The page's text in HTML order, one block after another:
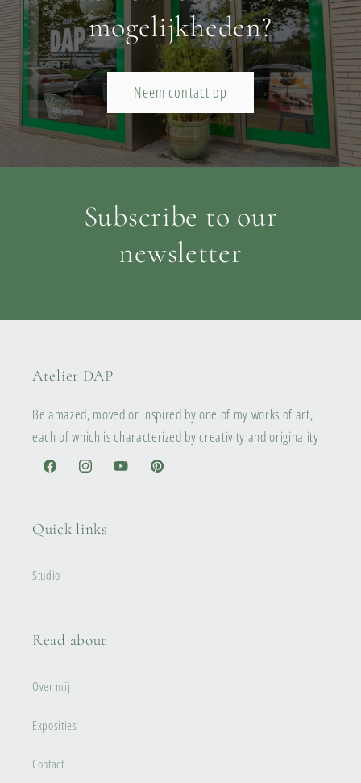
mogelijkheden?
Neem contact op
Subscribe to our
newsletter
Atelier DAP
Be amazed, moved or inspired by one of my works of art,
each of which is characterized by creativity and originality
FacebookInstagramYouTube Pinterest
Quick links
Studio
Read about
Over mij
Exposities
Contact